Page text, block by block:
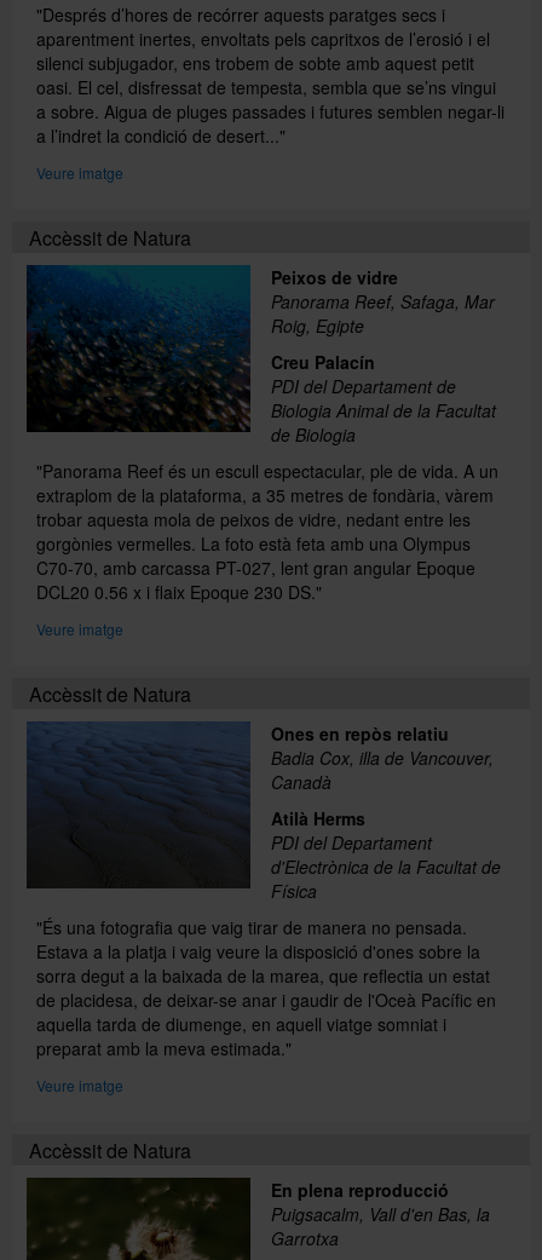
"Després d’hores de recórrer aquests paratges secs i
aparentment inertes, envoltats pels capritxos de l’erosió i el
silenci subjugador, ens trobem de sobte amb aquest petit
oasi. El cel, disfressat de tempesta, sembla que se’ns vingui
a sobre. Aigua de pluges passades i futures semblen negar-li
a l’indret la condició de desert..."
Veure imatge
Accèssit de Natura
Peixos de vidre
Panorama Reef, Safaga, Mar
Roig, Egipte
Creu Palacín
PDI del Departament de
Biologia Animal de la Facultat
de Biologia
"Panorama Reef és un escull espectacular, ple de vida. A un
extraplom de la plataforma, a 35 metres de fondària, vàrem
trobar aquesta mola de peixos de vidre, nedant entre les
gorgònies vermelles. La foto està feta amb una Olympus
C70-70, amb carcassa PT-027, lent gran angular Epoque
DCL20 0.56 x i flaix Epoque 230 DS."
Veure imatge
Accèssit de Natura
Ones en repòs relatiu
Badia Cox, illa de Vancouver,
Canadà
Atilà Herms
PDI del Departament
d'Electrònica de la Facultat de
Física
"És una fotografia que vaig tirar de manera no pensada.
Estava a la platja i vaig veure la disposició d'ones sobre la
sorra degut a la baixada de la marea, que reflectia un estat
de placidesa, de deixar-se anar i gaudir de l'Oceà Pacífic en
aquella tarda de diumenge, en aquell viatge somniat i
preparat amb la meva estimada."
Veure imatge
Accèssit de Natura
En plena reproducció
Puigsacalm, Vall d'en Bas, la
Garrotxa